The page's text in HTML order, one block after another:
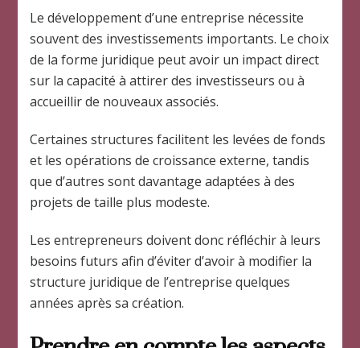
Le développement d’une entreprise nécessite
souvent des investissements importants. Le choix
de la forme juridique peut avoir un impact direct
sur la capacité à attirer des investisseurs ou à
accueillir de nouveaux associés.
Certaines structures facilitent les levées de fonds
et les opérations de croissance externe, tandis
que d’autres sont davantage adaptées à des
projets de taille plus modeste.
Les entrepreneurs doivent donc réfléchir à leurs
besoins futurs afin d’éviter d’avoir à modifier la
structure juridique de l’entreprise quelques
années après sa création.